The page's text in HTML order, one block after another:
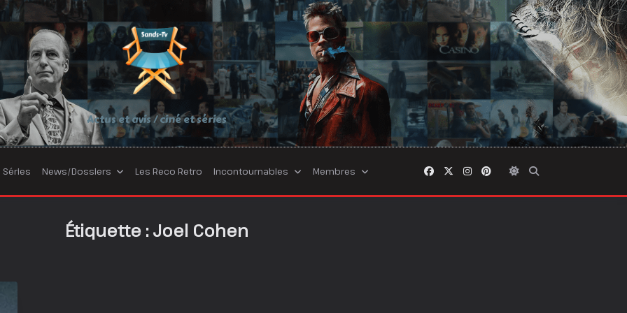
Actus et avis / ciné et séries
Séries News/Dossiers Les Reco Retro Incontournables Membres
Étiquette : Joel Cohen